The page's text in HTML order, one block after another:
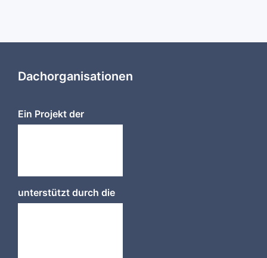
Dachorganisationen
Ein Projekt der
unterstützt durch die